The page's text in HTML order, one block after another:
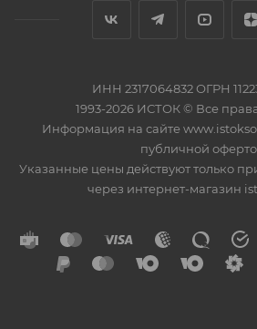
ИНН 2317064832 ОГРН
1993-2026 ИСТОК © Все
Информация на сайте
публичной
Указанные цены действуют только
через интернет-магазин